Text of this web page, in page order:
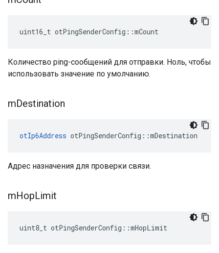
uint16_t otPingSenderConfig ::mCount
Количество ping-сообщений для отправки. Ноль, чтобы
использовать значение по умолчанию.
mDestination
otIp6Address otPingSenderConfig ::mDestination
Адрес назначения для проверки связи.
mHopLimit
uint8_t otPingSenderConfig ::mHopLimit